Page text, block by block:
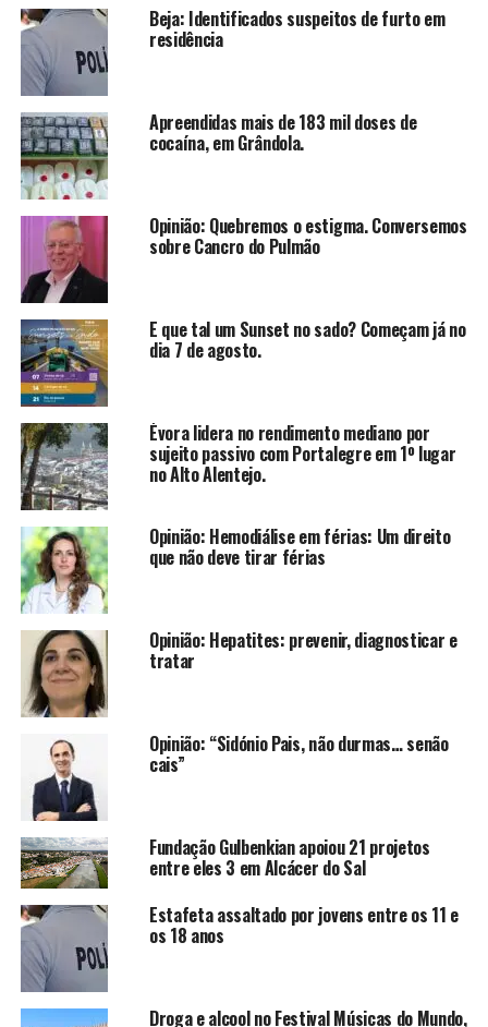
Beja: Identificados suspeitos de furto em
residência
Apreendidas mais de 183 mil doses de
cocaína, em Grândola.
Opinião: Quebremos o estigma. Conversemos
sobre Cancro do Pulmão
E que tal um Sunset no sado? Começam já no
dia 7 de agosto.
Évora lidera no rendimento mediano por
sujeito passivo com Portalegre em 1º lugar
no Alto Alentejo.
Opinião: Hemodiálise em férias: Um direito
que não deve tirar férias
Opinião: Hepatites: prevenir, diagnosticar e
tratar
Opinião: “Sidónio Pais, não durmas… senão
cais”
Fundação Gulbenkian apoiou 21 projetos
entre eles 3 em Alcácer do Sal
Estafeta assaltado por jovens entre os 11 e
os 18 anos
Droga e alcool no Festival Músicas do Mundo,